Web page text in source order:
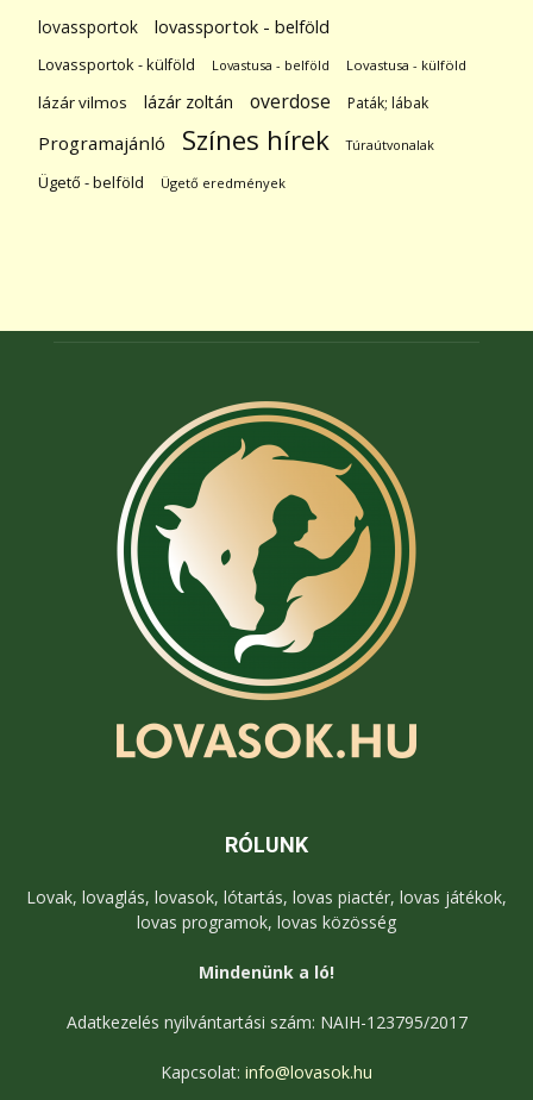
lovassportok lovassportok - belföld
Lovassportok - külföld Lovastusa - belföld Lovastusa - külföld
lázár vilmos lázár zoltán overdose Paták; lábak
Programajánló Színes hírek Túraútvonalak
Ügető - belföld Ügető eredmények
RÓLUNK
Lovak, lovaglás, lovasok, lótartás, lovas piactér, lovas játékok,
lovas programok, lovas közösség
Mindenünk a ló!
Adatkezelés nyilvántartási szám: NAIH-123795/2017
Kapcsolat: info@lovasok.hu